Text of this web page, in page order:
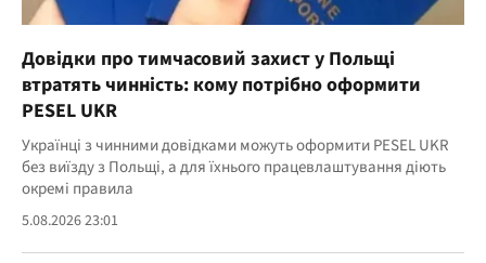
Довідки про тимчасовий захист у Польщі
втратять чинність: кому потрібно оформити
PESEL UKR
Українці з чинними довідками можуть оформити PESEL UKR
без виїзду з Польщі, а для їхнього працевлаштування діють
окремі правила
5.08.2026 23:01